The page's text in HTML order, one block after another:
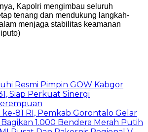
Kapolri mengimbau seluruh
tenang dan mendukung langkah-
menjaga stabilitas keamanan
Resmi Pimpin GOW Kabgor
Siap Perkuat Sinergi
81 RI, Pemkab Gorontalo Gelar
1.000 Bendera Merah Putih